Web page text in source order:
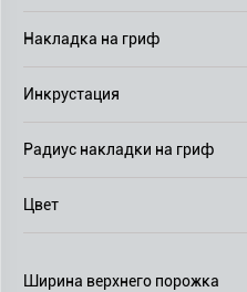
Накладка на гриф
Инкрустация
Радиус накладки на гриф
Цвет
Ширина верхнего порожка